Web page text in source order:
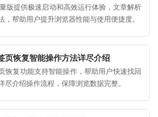
版提供极速启动和高效运行体验，文章解析
，帮助用户提升浏览器性能与使用便捷度。
页恢复智能操作方法详尽介绍
恢复功能支持智能操作，帮助用户快速找回
尽介绍操作流程，保障浏览数据完整。